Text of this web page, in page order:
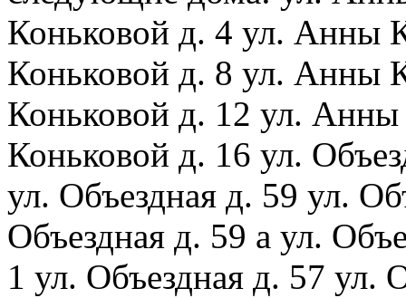
Коньковой д. 4 ул. Анны
Коньковой д. 8 ул. Анны
Коньковой д. 12 ул.
Коньковой д. 16 ул.
ул. Объездная д. 59 ул.
Объездная д. 59 а ул.
1 ул. Объездная д. 57 ул.